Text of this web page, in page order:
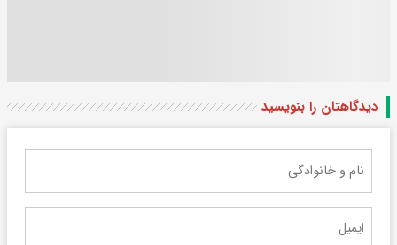
دیدگاهتان را بنویسید